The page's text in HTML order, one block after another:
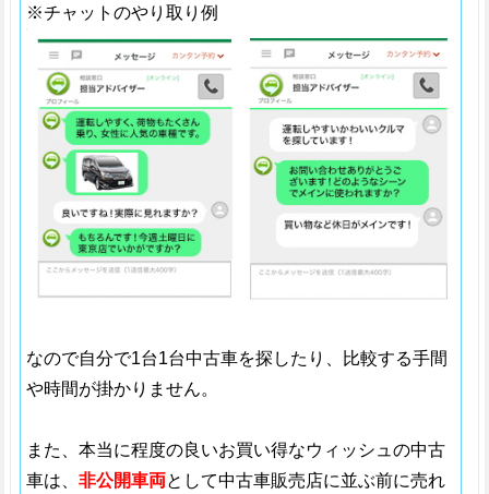
※チャットのやり取り例
なので自分で1台1台中古車を探したり、比較する手間
や時間が掛かりません。
また、本当に程度の良いお買い得なウィッシュの中古
車は、 非公開車両として中古車販売店に並ぶ前に売れ